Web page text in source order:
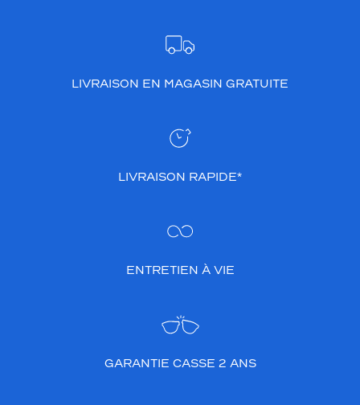
LIVRAISON EN MAGASIN GRATUITE
LIVRAISON RAPIDE*
ENTRETIEN À VIE
GARANTIE CASSE 2 ANS